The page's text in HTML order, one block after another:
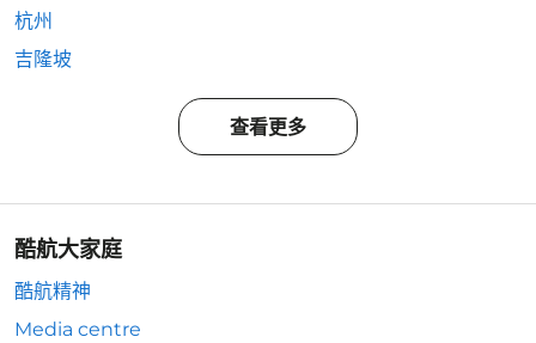
杭州
吉隆坡
查看更多
酷航大家庭
酷航精神
Media centre